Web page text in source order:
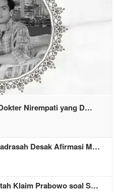
Nirempati yang D…
Desak Afirmasi M…
Klaim Prabowo soal S…